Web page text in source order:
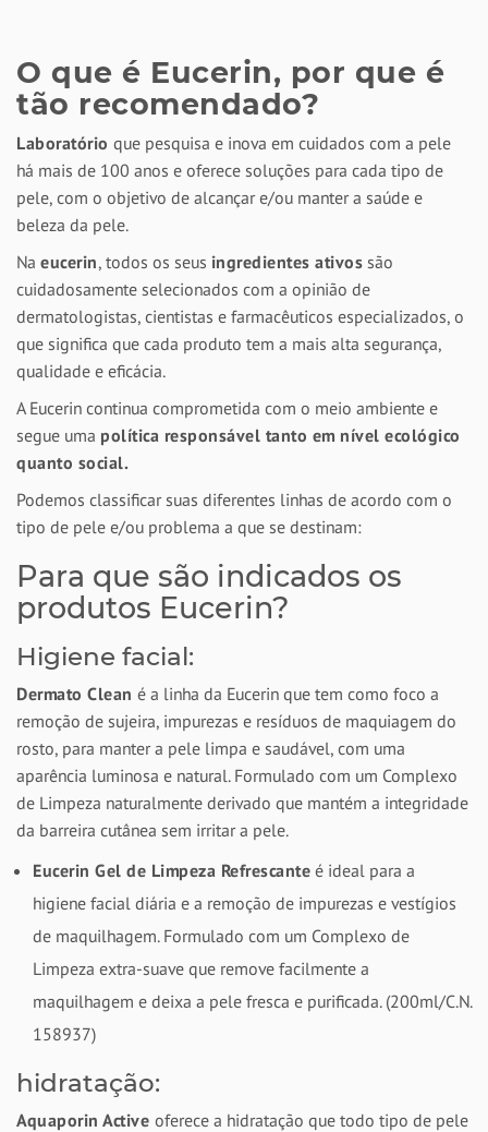
O que é Eucerin, por que é
tão recomendado?
Laboratório que pesquisa e inova em cuidados com a pele
há mais de 100 anos e oferece soluções para cada tipo de
pele, com o objetivo de alcançar e/ou manter a saúde e
beleza da pele.
Na eucerin, todos os seus ingredientes ativos são
cuidadosamente selecionados com a opinião de
dermatologistas, cientistas e farmacêuticos especializados, o
que significa que cada produto tem a mais alta segurança,
qualidade e eficácia.
A Eucerin continua comprometida com o meio ambiente e
segue uma política responsável tanto em nível ecológico
quanto social.
Podemos classificar suas diferentes linhas de acordo com o
tipo de pele e/ou problema a que se destinam:
Para que são indicados os
produtos Eucerin?
Higiene facial:
Dermato Clean é a linha da Eucerin que tem como foco a
remoção de sujeira, impurezas e resíduos de maquiagem do
rosto, para manter a pele limpa e saudável, com uma
aparência luminosa e natural. Formulado com um Complexo
de Limpeza naturalmente derivado que mantém a integridade
da barreira cutânea sem irritar a pele.
Eucerin Gel de Limpeza Refrescante é ideal para a
higiene facial diária e a remoção de impurezas e vestígios
de maquilhagem. Formulado com um Complexo de
Limpeza extra-suave que remove facilmente a
maquilhagem e deixa a pele fresca e purificada. (200ml/C.N.
158937)
hidratação:
Aquaporin Active oferece a hidratação que todo tipo de pele